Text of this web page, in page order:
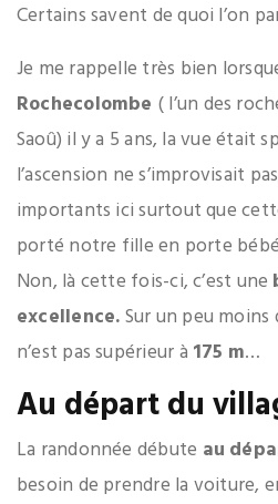
Certains savent de quoi l’on
Je me rappelle très bien
Rochecolombe ( l’un des
Saoû) il y a 5 ans, la vue était
l’ascension ne s’improvisait
importants ici surtout que
porté notre fille en porte
Non, là cette fois-ci, c’est une
excellence.Sur un peu
n’est pas supérieur à 175 m…
Au départ du
La randonnée débute au
besoin de prendre la voiture,